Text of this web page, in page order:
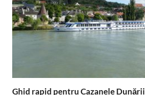
Ghid rapid pentru Cazanele Dunării